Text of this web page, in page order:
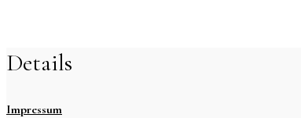
Details
Impressum